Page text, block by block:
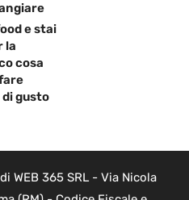
e stai
la
cosa
di gusto
WEB 365 SRL - Via Nicola